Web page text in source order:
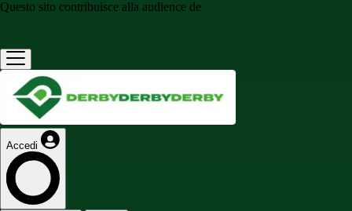
Questo sito contribuisce alla audience de
Accedi